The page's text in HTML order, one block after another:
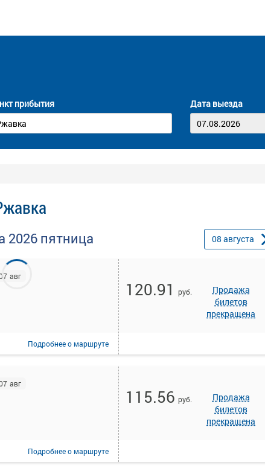
прибытия Дата выезда
2026 пятница 08 августа
авг
Подробнеео маршруте
120.91 руб.
Продажа
билетов
прекращена
авг
Подробнеео маршруте
115.56 руб.
Продажа
билетов
прекращена